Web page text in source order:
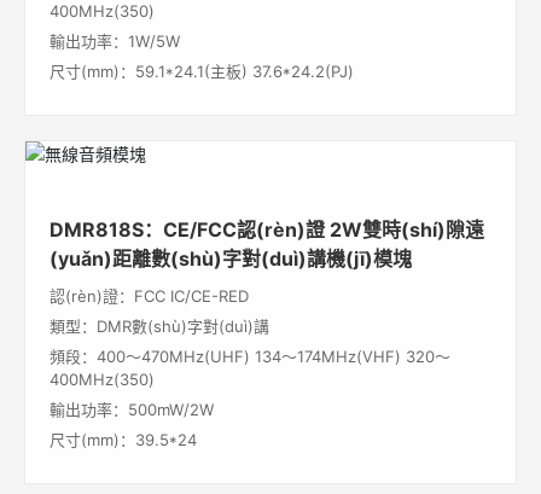
400MHz(350)
輸出功率：1W/5W
尺寸(mm)：59.1*24.1(主板) 37.6*24.2(PJ)
DMR818S：CE/FCC認(rèn)證 2W雙時(shí)隙遠
(yuǎn)距離數(shù)字對(duì)講機(jī)模塊
認(rèn)證：FCC IC/CE-RED
類型：DMR數(shù)字對(duì)講
頻段：400～470MHz(UHF) 134～174MHz(VHF) 320～
400MHz(350)
輸出功率：500mW/2W
尺寸(mm)：39.5*24